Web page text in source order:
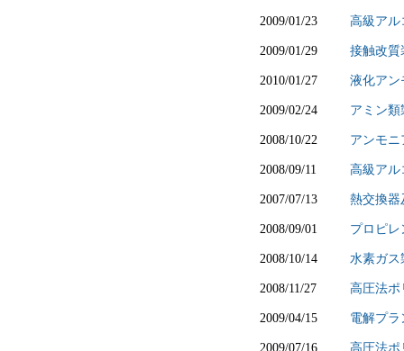
2009/01/23 高級アル
2009/01/29 接触改質
2010/01/27 液化アン
2009/02/24 アミン
2008/10/22 アンモ
2008/09/11 高級アル
2007/07/13 熱交換器
2008/09/01 プロピ
2008/10/14 水素ガス
2008/11/27 高圧法ポ
2009/04/15 電解プ
2009/07/16 高圧法ポ